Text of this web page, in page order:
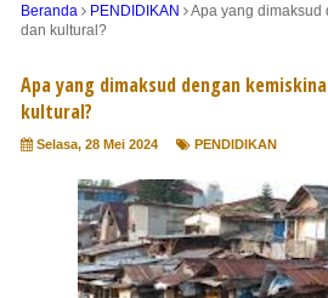
Beranda PENDIDIKAN
Apa yang dimaksud
dan kultural?
Apa yang dimaksud dengan
kultural?
Selasa, 28 Mei 2024 PENDIDIKAN